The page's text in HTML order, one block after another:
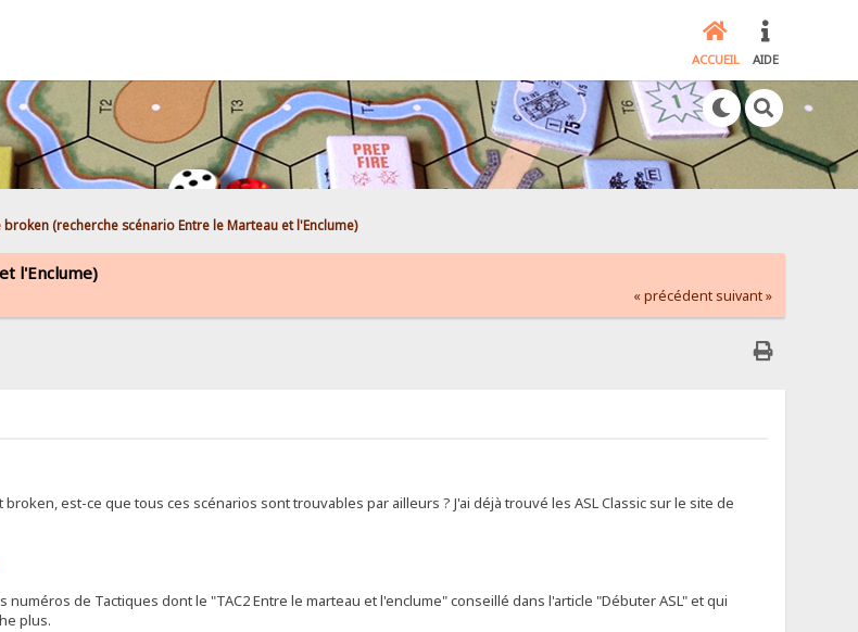
ACCUEIL AIDE
(recherche scénario Entre le Marteau et l'Enclume)
l'Enclume)
« précédent suivant »
est-ce que tous ces scénarios sont trouvables par ailleurs ? J'ai déjà trouvé les ASL Classic sur le site de
de Tactiques dont le "TAC2 Entre le marteau et l'enclume" conseillé dans l'article "Débuter ASL" et qui
plus.